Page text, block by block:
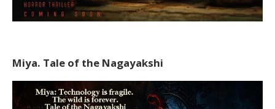
Miya. Tale of the Nagayakshi